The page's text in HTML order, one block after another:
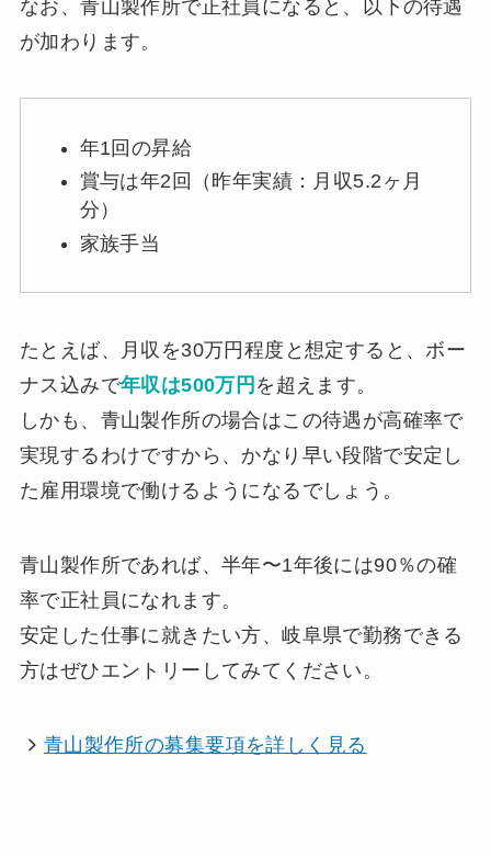
なお、青山製作所で正社員になると、以下の待遇
が加わります。
年1回の昇給
賞与は年2回（昨年実績：月収5.2ヶ月
分）
家族手当
たとえば、月収を30万円程度と想定すると、ボー
ナス込みで年収は500万円 を超えます。
しかも、青山製作所の場合はこの待遇が高確率で
実現するわけですから、かなり早い段階で安定し
た雇用環境で働けるようになるでしょう。
青山製作所であれば、半年〜1年後には90％の確
率で正社員になれます。
安定した仕事に就きたい方、岐阜県で勤務できる
方はぜひエントリーしてみてください。
青山製作所の募集要項を詳しく見る